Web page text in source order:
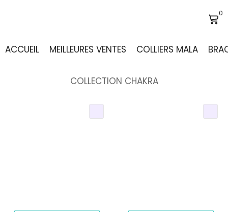
0
ACCUEIL MEILLEURES VENTES COLLIERS MALA
COLLECTION CHAKRA